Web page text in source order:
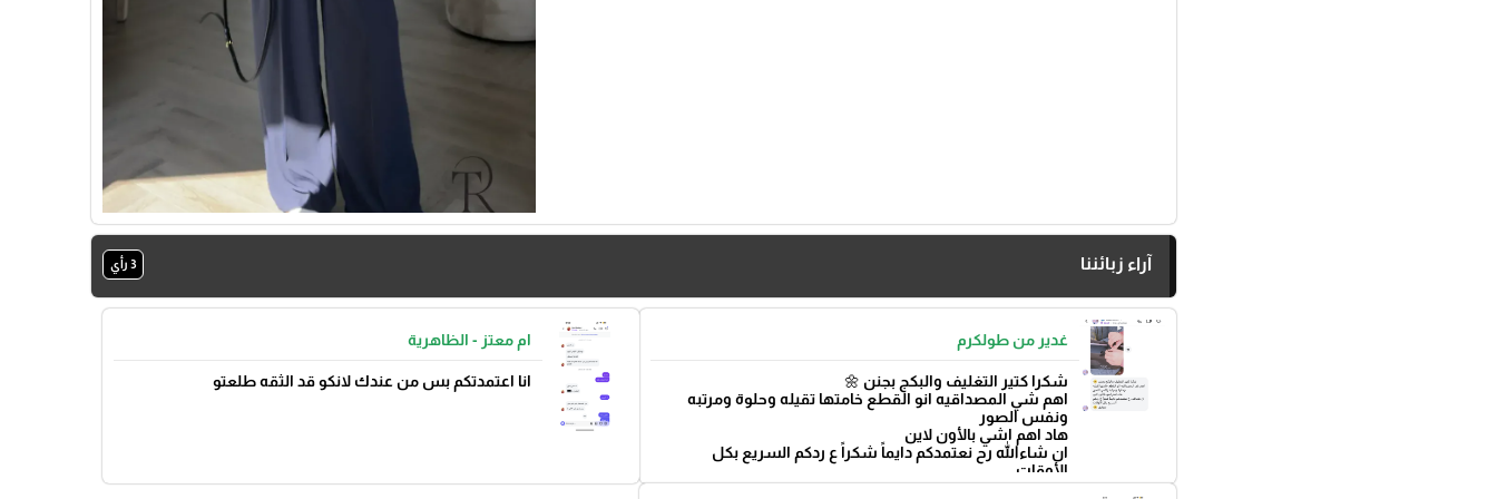
آراء زبائننا 3 رأي
غدير من طولكرم
شكرا كتير التغليف والبكج بجنن 🌼
اهم شي المصداقيه انو القطع خامتها تقيله وحلوة ومرتبه
ونفس الصور
هاد اهم اشي بالأون لاين
ان شاءالله رح نعتمدكم دايماً شكراً ع ردكم السريع بكل
الأوقات
بتوفيق 🌼
ام معتز - الظاهرية
انا اعتمدتكم بس من عندك لانكو قد الثقه طلعتو